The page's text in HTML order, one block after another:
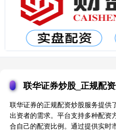
联华证券炒股_正规配
联华证券的正规配资炒股服务提供
出资者的需求。平台支持多种配资
合自己的配资比例。通过提供实时